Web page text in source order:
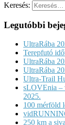
Keresés:
Legutóbbi
UltraRába
Terepfutó
UltraRába
UltraRába
Ultra-Trail
sLOVEnia –
2025.
100 mérföld
250 km a